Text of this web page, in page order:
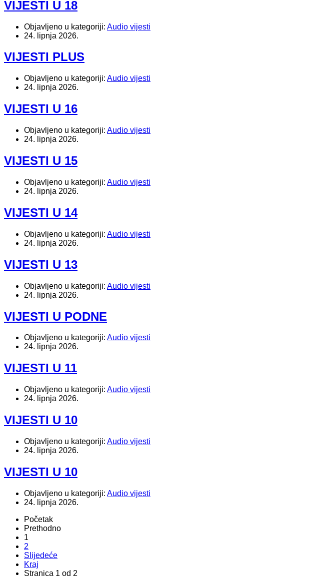
VIJESTI U 18
Objavljeno u kategoriji: Audio vijesti
24. lipnja 2026.
VIJESTI PLUS
Objavljeno u kategoriji: Audio vijesti
24. lipnja 2026.
VIJESTI U 16
Objavljeno u kategoriji: Audio vijesti
24. lipnja 2026.
VIJESTI U 15
Objavljeno u kategoriji: Audio vijesti
24. lipnja 2026.
VIJESTI U 14
Objavljeno u kategoriji: Audio vijesti
24. lipnja 2026.
VIJESTI U 13
Objavljeno u kategoriji: Audio vijesti
24. lipnja 2026.
VIJESTI U PODNE
Objavljeno u kategoriji: Audio vijesti
24. lipnja 2026.
VIJESTI U 11
Objavljeno u kategoriji: Audio vijesti
24. lipnja 2026.
VIJESTI U 10
Objavljeno u kategoriji: Audio vijesti
24. lipnja 2026.
VIJESTI U 10
Objavljeno u kategoriji: Audio vijesti
24. lipnja 2026.
Početak
Prethodno
1
2
Slijedeće
Kraj
Stranica 1 od 2